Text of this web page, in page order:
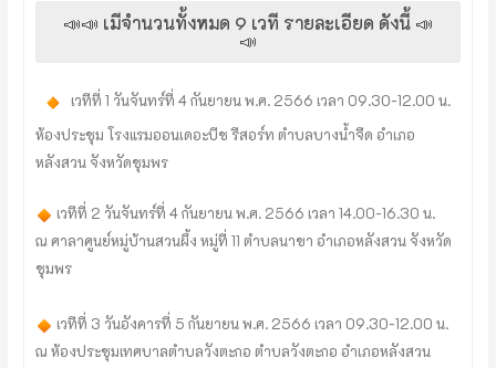
📣📣 เมีจำนวนทั้งหมด 9 เวที รายละเอียด ดังนี้ 📣
📣
เวทีที่ 1 วันจันทร์ที่ 4 กันยายน พ.ศ. 2566 เวลา 09.30-12.00 น.
ห้องประชุม โรงแรมออนเดอะบีช รีสอร์ท ตำบลบางน้ำจืด อำเภอ
หลังสวน จังหวัดชุมพร
เวทีที่ 2 วันจันทร์ที่ 4 กันยายน พ.ศ. 2566 เวลา 14.00-16.30 น.
ณ ศาลาศูนย์หมู่บ้านสวนผึ้ง หมู่ที่ 11 ตำบลนาขา อำเภอหลังสวน จังหวัด
ชุมพร
เวทีที่ 3 วันอังคารที่ 5 กันยายน พ.ศ. 2566 เวลา 09.30-12.00 น.
ณ ห้องประชุมเทศบาลตำบลวังตะกอ ตำบลวังตะกอ อำเภอหลังสวน